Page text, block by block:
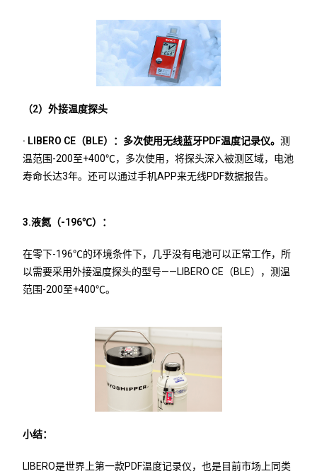
（2）外接温度探头
· LIBERO CE（BLE）：多次使用无线蓝牙PDF温度记录仪。测
温范围-200至+400℃，多次使用，将探头深入被测区域，电池
寿命长达3年。还可以通过手机APP来无线PDF数据报告。
3.液氮（-196℃）：
在零下-196℃的环境条件下，几乎没有电池可以正常工作，所
以需要采用外接温度探头的型号——LIBERO CE（BLE），测温
范围-200至+400℃。
小结：
LIBERO是世界上第一款PDF温度记录仪，也是目前市场上同类